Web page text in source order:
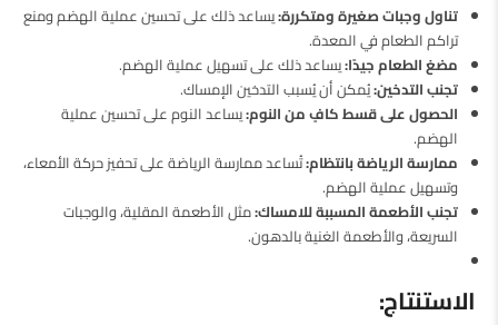
تناول وجبات صغيرة ومتكررة:يساعد ذلك على تحسين عملية الهضم ومنع
تراكم الطعام في المعدة.
مضغ الطعام جيدًا:يساعد ذلك على تسهيل عملية الهضم.
تجنب التدخين:يُمكن أن يُسبب التدخين الإمساك.
الحصول على قسط كافٍ من النوم:يساعد النوم على تحسين عملية
الهضم.
ممارسة الرياضة بانتظام:تُساعد ممارسة الرياضة على تحفيز حركة الأمعاء،
وتسهيل عملية الهضم.
تجنب الأطعمة المسببة للامساك:مثل الأطعمة المقلية، والوجبات
السريعة، والأطعمة الغنية بالدهون.
الاستنتاج: